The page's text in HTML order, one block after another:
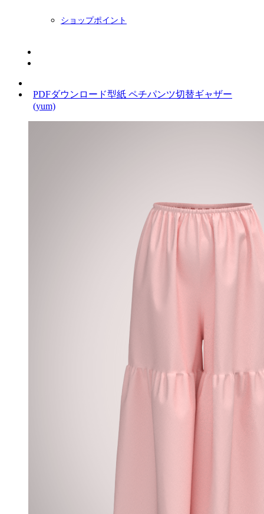
ショップポイント
PDFダウンロード型紙 ペチパンツ切替ギャザー
(yum)